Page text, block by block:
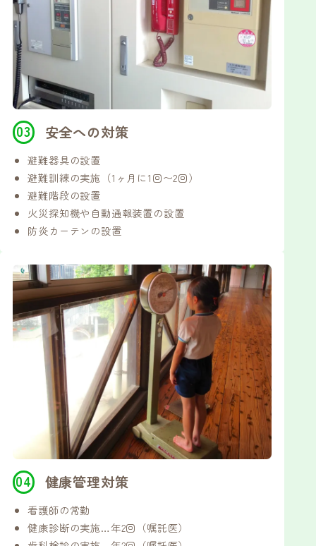
安全への対策
避難器具の設置
避難訓練の実施（1ヶ月に1回〜2回）
避難階段の設置
火災探知機や自動通報装置の設置
防炎カーテンの設置
健康管理対策
看護師の常勤
健康診断の実施…年2回（嘱託医）